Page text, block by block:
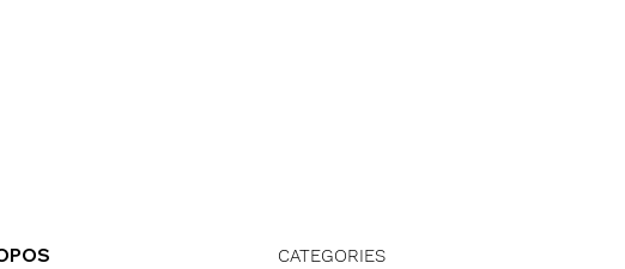
CATEGORIES